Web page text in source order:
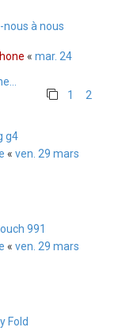
à nous
« mar. 24
1 2
g4
« ven. 29 mars
991
« ven. 29 mars
Fold